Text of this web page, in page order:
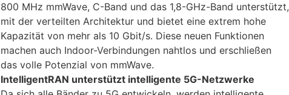
800 MHz mmWave, C-Band und das 1,8-GHz-Band unterstützt,
mit der verteilten Architektur und bietet eine extrem hohe
Kapazität von mehr als 10 Gbit/s. Diese neuen Funktionen
machen auch Indoor-Verbindungen nahtlos und erschließen
das volle Potenzial von mmWave.
IntelligentRAN unterstützt intelligente 5G-Netzwerke